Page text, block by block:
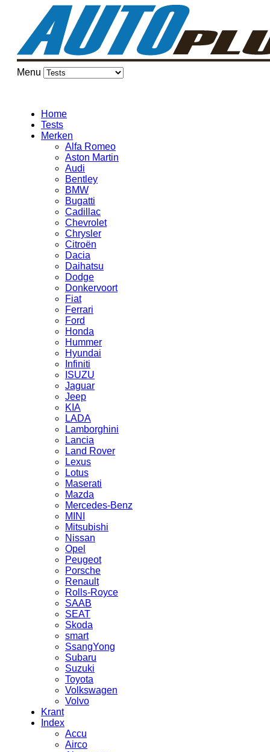
Menu
Home
Tests
Merken
Alfa Romeo
Aston Martin
Audi
Bentley
BMW
Bugatti
Cadillac
Chevrolet
Chrysler
Citroën
Dacia
Daihatsu
Dodge
Donkervoort
Fiat
Ferrari
Ford
Honda
Hummer
Hyundai
Infiniti
ISUZU
Jaguar
Jeep
KIA
LADA
Lamborghini
Lancia
Land Rover
Lexus
Lotus
Maserati
Mazda
Mercedes-Benz
MINI
Mitsubishi
Nissan
Opel
Peugeot
Porsche
Renault
Rolls-Royce
SAAB
SEAT
Skoda
smart
SsangYong
Subaru
Suzuki
Toyota
Volkswagen
Volvo
Krant
Index
Accu
Airco